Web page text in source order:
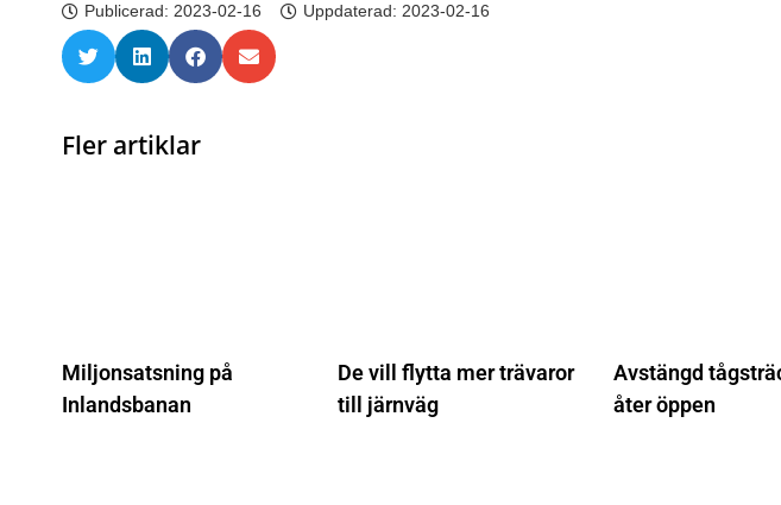
Publicerad: 2023-02-16 Uppdaterad: 2023-02-16
Fler artiklar
Miljonsatsning på
Inlandsbanan
De vill flytta mer trävaror
till järnväg
Avstängd
åter öppen